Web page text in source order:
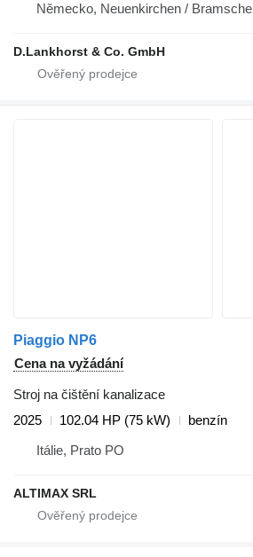
Německo, Neuenkirchen / Bramsche
D.Lankhorst & Co. GmbH
Piaggio NP6
Cena na vyžádání
Stroj na čištění kanalizace
2025
102.04 HP (75 kW)
benzín
Itálie, Prato PO
ALTIMAX SRL